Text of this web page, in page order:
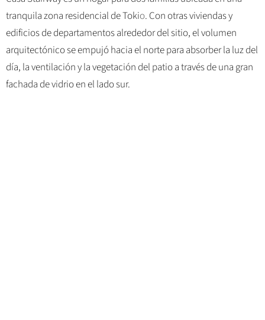
tranquila zona residencial de Tokio. Con otras viviendas y
edificios de departamentos alrededor del sitio, el volumen
arquitectónico se empujó hacia el norte para absorber la luz del
día, la ventilación y la vegetación del patio a través de una gran
fachada de vidrio en el lado sur.